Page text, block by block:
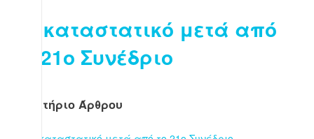
Το καταστατικό μετά από
το 21ο Συνέδριο
Ευρετήριο Άρθρου